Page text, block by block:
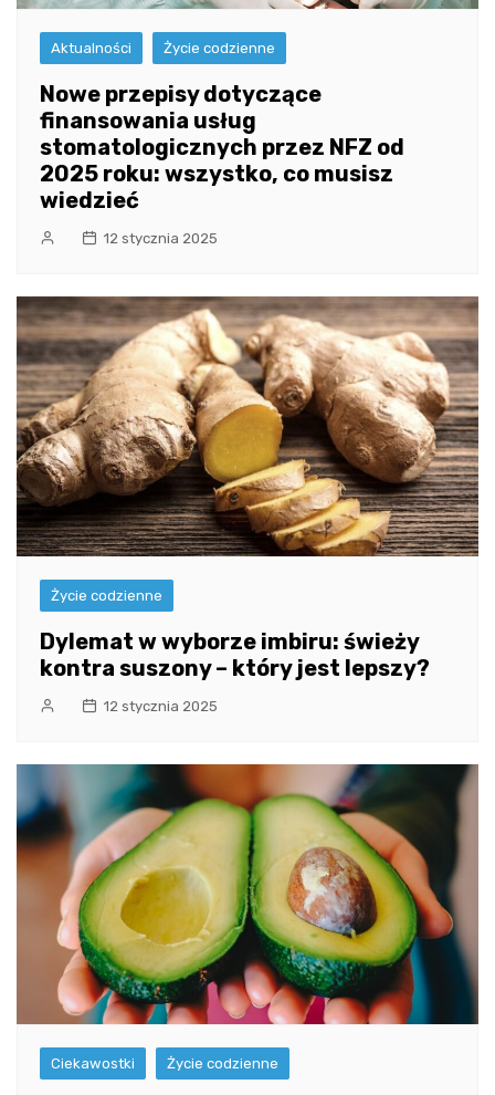
Aktualności Życie codzienne
Nowe przepisy dotyczące
finansowania usług
stomatologicznych przez NFZ od
2025 roku: wszystko, co musisz
wiedzieć
12 stycznia 2025
Życie codzienne
Dylemat w wyborze imbiru: świeży
kontra suszony – który jest lepszy?
12 stycznia 2025
Ciekawostki Życie codzienne